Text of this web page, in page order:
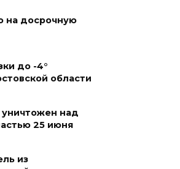
области
на досрочную
до -4°
области
над
25 июня
из